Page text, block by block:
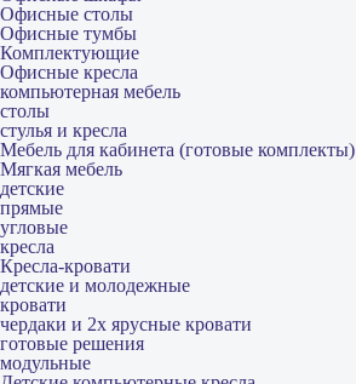
Офисные столы
Офисные тумбы
Комплектующие
Офисные кресла
компьютерная мебель
столы
стулья и кресла
Мебель для кабинета (готовые комплекты)
Мягкая мебель
детские
прямые
угловые
кресла
Кресла-кровати
детские и молодежные
кровати
чердаки и 2х ярусные кровати
готовые решения
модульные